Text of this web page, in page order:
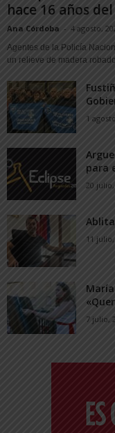
hace 16 años
Ana Córdoba - 4 agosto,
Agentes de la Policía
un relieve de madera
1
para
20
11
7 julio,